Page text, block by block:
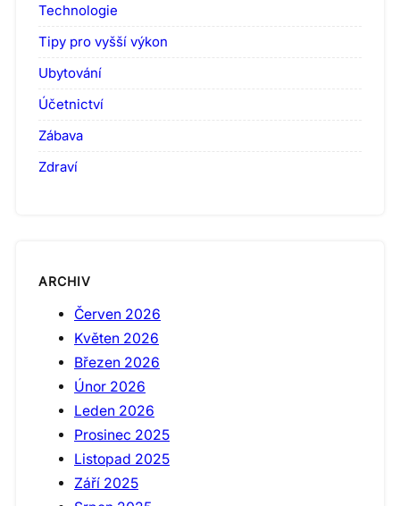
Technologie
Tipy pro vyšší výkon
Ubytování
Účetnictví
Zábava
Zdraví
ARCHIV
Červen 2026
Květen 2026
Březen 2026
Únor 2026
Leden 2026
Prosinec 2025
Listopad 2025
Září 2025